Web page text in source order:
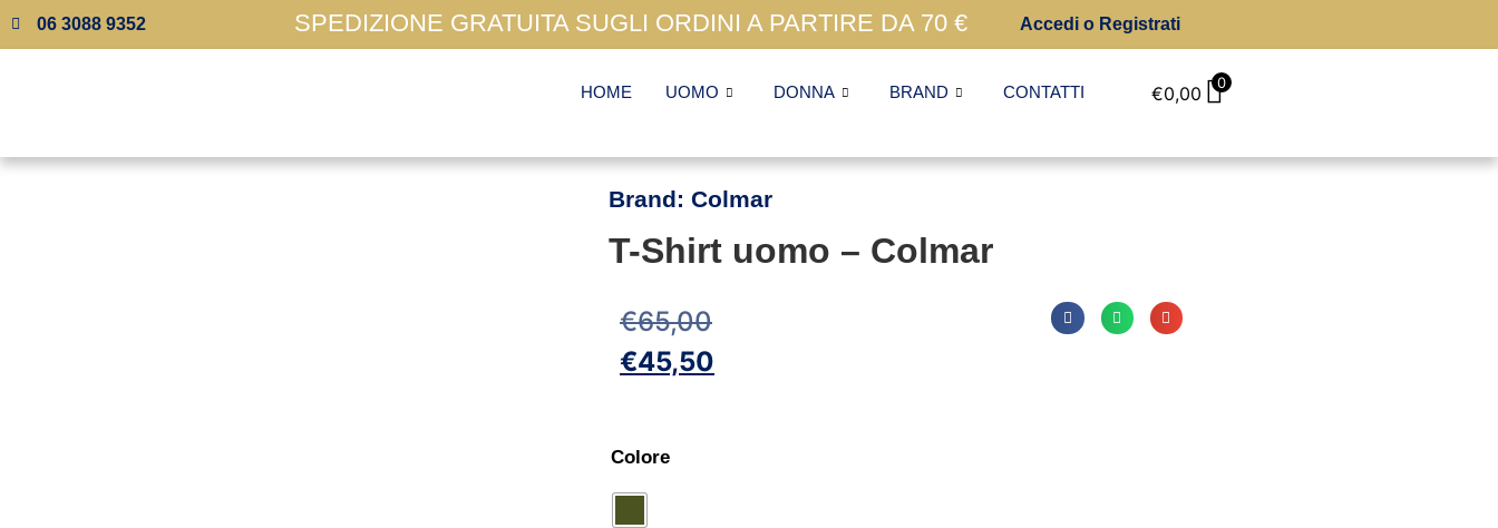
06 3088 9352 SPEDIZIONE GRATUITA SUGLI ORDINI A PARTIRE DA 70 € Accedi o Registrati
HOME UOMO DONNA BRAND CONTATTI €0,00 0
Brand: Colmar
T-Shirt uomo – Colmar
€65,00
€45,50
Colore